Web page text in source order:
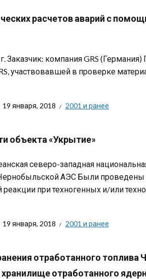
расчетов аварий с
Заказчик: компания GRS
участвовавшей в проверке
19 января, 2018 2001 и ранее
объекта «Укрытие»
северо-западная
АЭС Были
при техногенных и/или
19 января, 2018 2001 и ранее
отработанного топлива
отработанного